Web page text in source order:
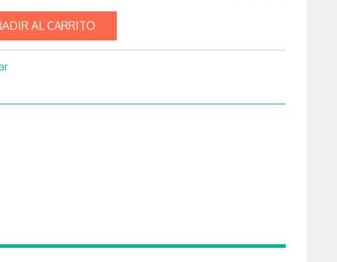
AL CARRITO